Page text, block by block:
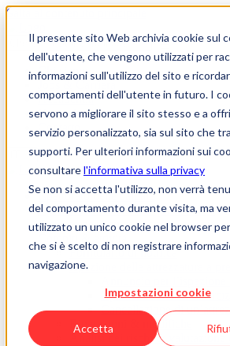
Il presente sito Web archivia cookie sul
dell'utente, che vengono utilizzati per
informazioni sull'utilizzo del sito e
comportamenti dell'utente in futuro. I
servono a migliorare il sito stesso e a
servizio personalizzato, sia sul sito che
supporti. Per ulteriori informazioni sui
consultarel'informativa sulla privacy
Se non si accetta l'utilizzo, non verrà
del comportamento durante visita, ma
utilizzato un unico cookie nel browser
che si è scelto di non registrare
navigazione.
Impostazioni cookie
Accetta
Salta al contenuto principale
Chi siamo
Accademia
Know-how
Contatto
Ispettorato delle caldaie
Ispettorato delle caldaie panoramica
Cisterne per liquidi nocivi alle acque
Formulario di notifica
Ispezione delle attrezzature a
Ispezioni durante
Cancellazione di
Riparazioni & modifiche
Analisi dei rischi &